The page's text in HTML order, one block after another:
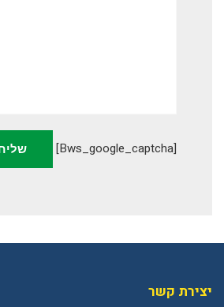
[bws_google_captcha]
יצירת קשר